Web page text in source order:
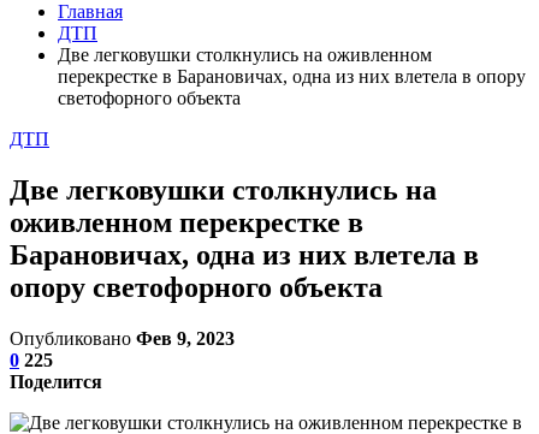
Главная
ДТП
Две легковушки столкнулись на оживленном
перекрестке в Барановичах, одна из них влетела в опору
светофорного объекта
ДТП
Две легковушки столкнулись на
оживленном перекрестке в
Барановичах, одна из них влетела в
опору светофорного объекта
Опубликовано Фев 9, 2023
0 225
Поделится